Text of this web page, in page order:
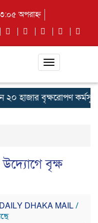
অপরাহ্ন
Toggle
২০ হাজার বৃক্ষরোপণ
বৃক্ষ
DAILY DHAKA MAIL/